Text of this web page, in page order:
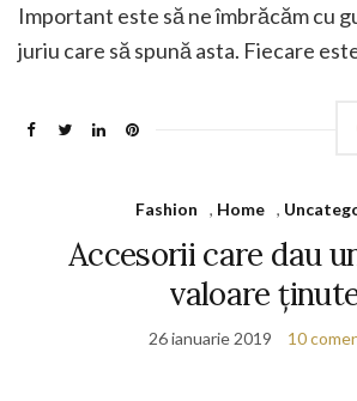
Important este să ne îmbrăcăm cu
juriu care să spună asta. Fiecare
Fashion , Home ,
Accesorii care dau
valoare
26 ianuarie 2019 10